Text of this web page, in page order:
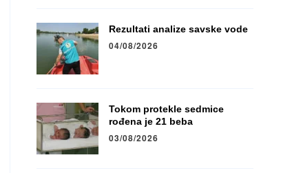
Rezultati analize savske vode
04/08/2026
Tokom protekle sedmice
rođena je 21 beba
03/08/2026